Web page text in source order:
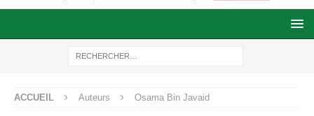
ACCUEIL Auteurs Osama Bin Javaid